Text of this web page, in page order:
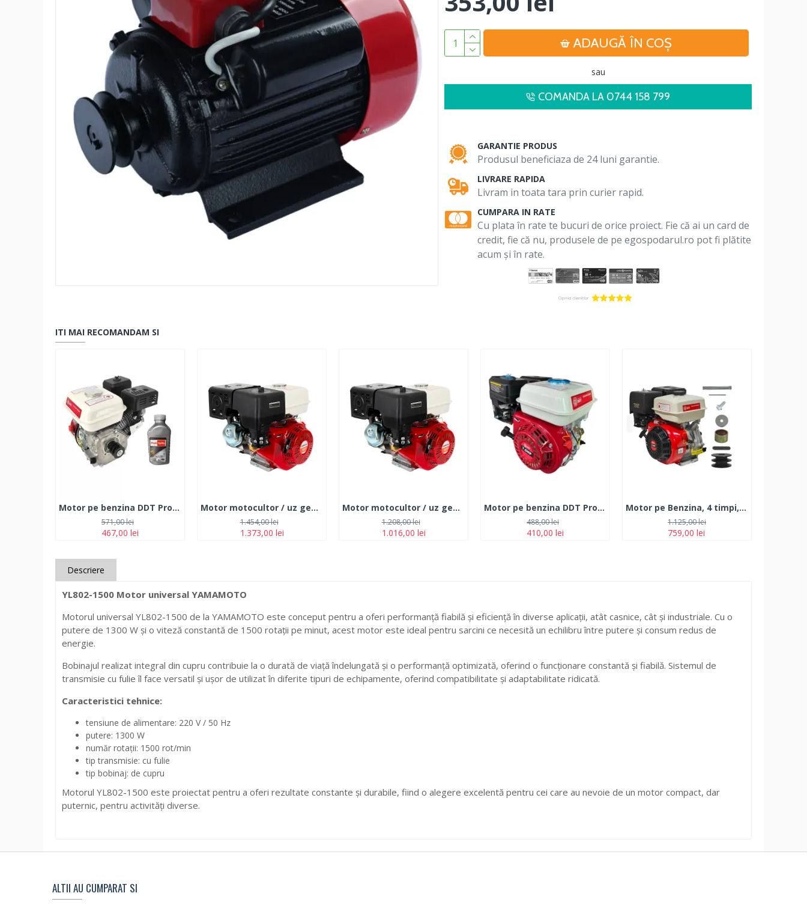
ADAUGĂ ÎN COŞ
sau
COMANDA LA 0744 158 799
GARANTIE PRODUS
Produsul beneficiaza de 24 luni garantie.
LIVRARE RAPIDA
Livram in toata tara prin curier rapid.
CUMPARA IN RATE
Cu plata în rate te bucuri de orice proiect. Fie că ai un card de
credit, fie că nu, produsele de pe egospodarul.ro pot fi plătite
acum și în rate.
ITI MAI RECOMANDAM SI
Motor pe benzina DDT Profesional 7.5 Cp, 4 timpi, 200 CC, 3.6 L Rezervor, Fulie inclusa + Ulei 600 ml
467,00 lei
571,00 lei
Motor motocultor / uz general Campion, 15CP, ax 25mm, 4 timpi, ax cilindric orizontal cu pana
1.373,00 lei
1.454,00 lei
Motor motocultor / uz general Campion, 10CP, ax 25mm, 4 timpi, ax cilindric orizontal cu pana
1.016,00 lei
1.208,00 lei
Motor pe benzina DDT Profesional 7.5 Cp, 4 timpi, 200 CC, 3.6 L Rezervor
410,00 lei
488,00 lei
Motor pe Benzina, 4 timpi, DDT Profesional, 13 CP cu fulie dubla
759,00 lei
1.125,00 lei
Descriere
YL802-1500 Motor universal YAMAMOTO
Motorul universal YL802-1500 de la YAMAMOTO este conceput pentru a oferi performanță fiabilă și eficiență în diverse aplicații, atât casnice, cât și industriale. Cu o
putere de 1300 W și o viteză constantă de 1500 rotații pe minut, acest motor este ideal pentru sarcini ce necesită un echilibru între putere și consum redus de
energie.
Bobinajul realizat integral din cupru contribuie la o durată de viață îndelungată și o performanță optimizată, oferind o funcționare constantă și fiabilă. Sistemul de
transmisie cu fulie îl face versatil și ușor de utilizat în diferite tipuri de echipamente, oferind compatibilitate și adaptabilitate ridicată.
Caracteristici tehnice:
tensiune de alimentare: 220 V / 50 Hz
putere: 1300 W
număr rotații: 1500 rot/min
tip transmisie: cu fulie
tip bobinaj: de cupru
Motorul YL802-1500 este proiectat pentru a oferi rezultate constante și durabile, fiind o alegere excelentă pentru cei care au nevoie de un motor compact, dar
puternic, pentru activități diverse.
ALTII AU CUMPARAT SI